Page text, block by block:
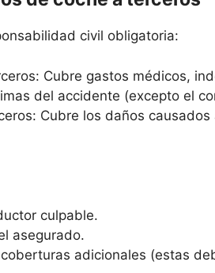
civil obligatoria:
Cubre gastos médicos,
del accidente (excepto el
Cubre los daños
culpable.
asegurado.
adicionales (estas